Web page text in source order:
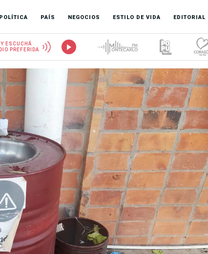
POLÍTICA PAÍS NEGOCIOS ESTILO DE VIDA EDITORIAL
ESCUCHÁ
PREFERIDA